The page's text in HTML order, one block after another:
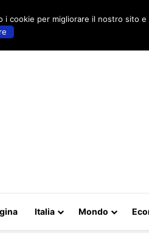
Italia Mondo
i cookie per migliorare il nostro sito